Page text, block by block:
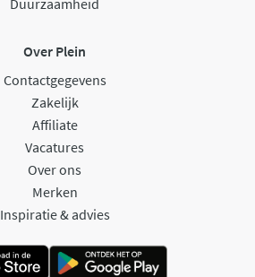
Over Plein
Contactgegevens
Zakelijk
Affiliate
Vacatures
Over ons
Merken
Inspiratie & advies